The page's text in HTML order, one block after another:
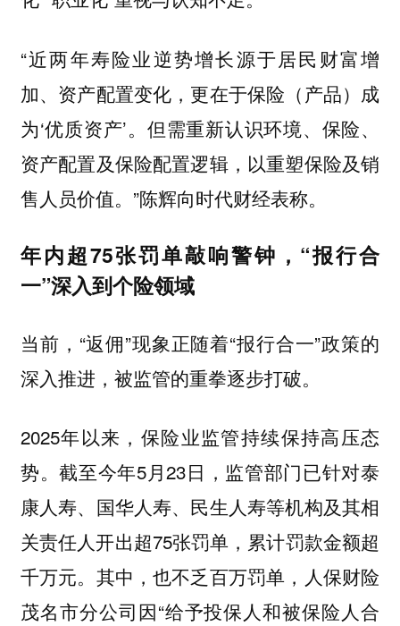
“近两年寿险业逆势增长源于居民财富增
加、资产配置变化，更在于保险（产品）成
为‘优质资产’。但需重新认识环境、保险、
资产配置及保险配置逻辑，以重塑保险及销
售人员价值。”陈辉向时代财经表称。
年内超75张罚单敲响警钟，“报行合
一”深入到个险领域
当前，“返佣”现象正随着“报行合一”政策的
深入推进，被监管的重拳逐步打破。
2025年以来，保险业监管持续保持高压态
势。截至今年5月23日，监管部门已针对泰
康人寿、国华人寿、民生人寿等机构及其相
关责任人开出超75张罚单，累计罚款金额超
千万元。其中，也不乏百万罚单，人保财险
茂名市分公司因“给予投保人和被保险人合